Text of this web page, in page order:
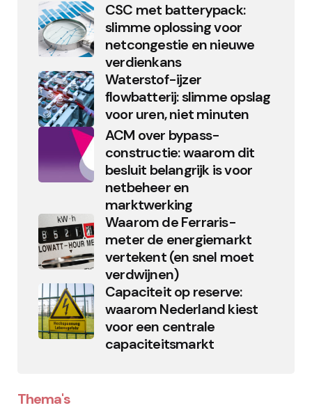
CSC met batterypack:
slimme oplossing voor
netcongestie en nieuwe
verdienkans
Waterstof-ijzer
flowbatterij: slimme opslag
voor uren, niet minuten
ACM over bypass-
constructie: waarom dit
besluit belangrijk is voor
netbeheer en
marktwerking
Waarom de Ferraris-
meter de energiemarkt
vertekent (en snel moet
verdwijnen)
Capaciteit op reserve:
waarom Nederland kiest
voor een centrale
capaciteitsmarkt
Thema's